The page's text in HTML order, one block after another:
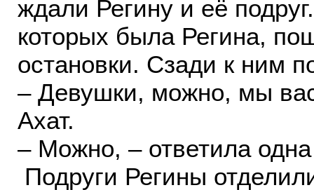
ждали Регину и её
которых была Регина,
остановки. Сзади к ним
– Девушки, можно, мы
Ахат.
– Можно, – ответила
Подруги Регины